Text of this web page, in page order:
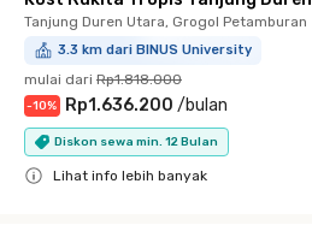
Tanjung Duren Utara, Grogol Petamburan
3.3 km dari BINUS University
mulai dari Rp1.818.000
-10% Rp1.636.200 /bulan
Diskon sewa min. 12 Bulan
Lihat info lebih banyak